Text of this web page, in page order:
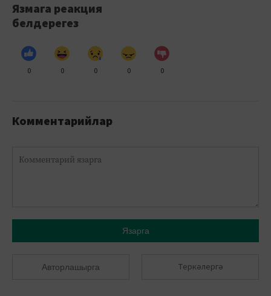
Язмага реакция
белдерегез
0 0 0 0 0
Комментарийлар
Язарга
Авторлашырга Теркәлергә